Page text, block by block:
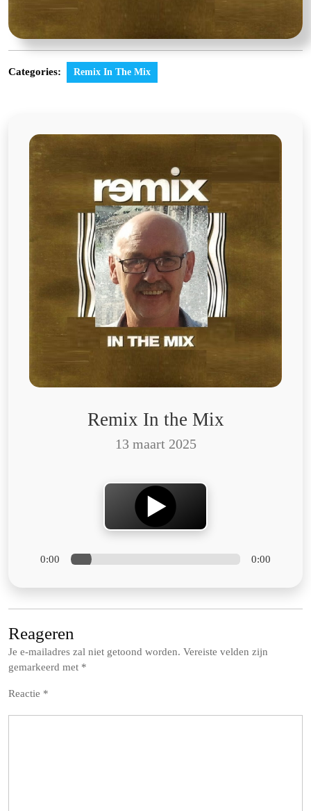
Categories: Remix In The Mix
Remix In the Mix
13 maart 2025
0:00 0:00
Reageren
Je e-mailadres zal niet getoond worden. Vereiste velden zijn
gemarkeerd met *
Reactie *